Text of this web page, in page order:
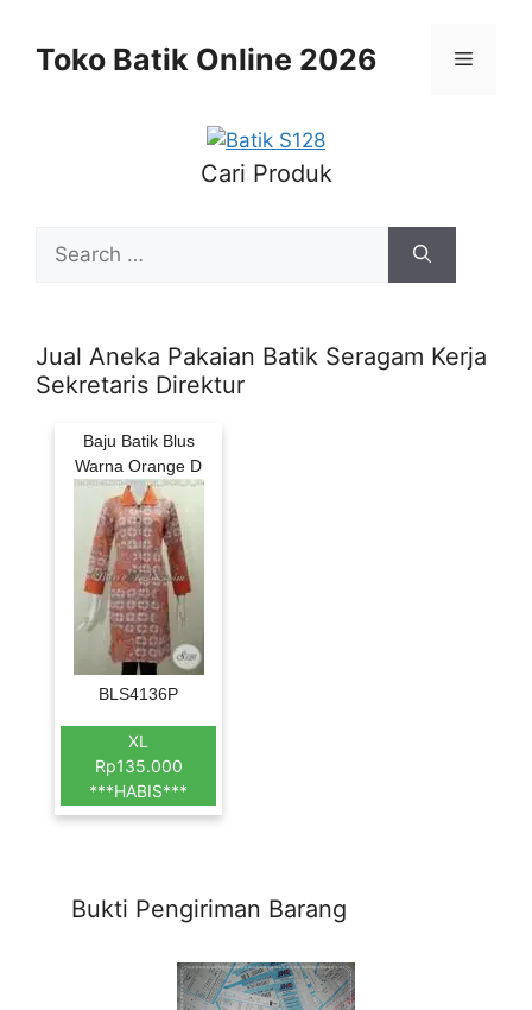
contentToko Batik Online 2026 Menu
Cari Produk
for:
Jual Aneka Pakaian Batik Seragam Kerja
Sekretaris Direktur
Baju Batik Blus
Warna Orange D
BLS4136P
XL
Rp135.000
***HABIS***
Bukti Pengiriman Barang